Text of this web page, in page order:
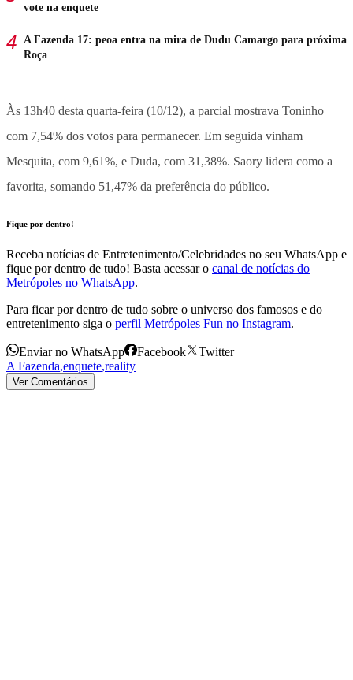
vote na enquete
A Fazenda 17: peoa entra na mira de Dudu Camargo para próxima
Roça
Às 13h40 desta quarta-feira (10/12), a parcial mostrava Toninho
com 7,54% dos votos para permanecer. Em seguida vinham
Mesquita, com 9,61%, e Duda, com 31,38%. Saory lidera como a
favorita, somando 51,47% da preferência do público.
Fique por dentro!
Receba notícias de Entretenimento/Celebridades no seu WhatsApp e
fique por dentro de tudo! Basta acessar o canal de notícias do
Metrópoles no WhatsApp.
Para ficar por dentro de tudo sobre o universo dos famosos e do
entretenimento siga o perfil Metrópoles Fun no Instagram.
Enviar no WhatsApp Facebook
Twitter
A Fazenda,enquete,reality
Ver Comentários